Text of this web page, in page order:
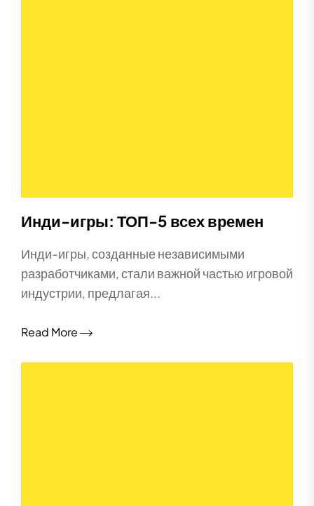
Инди-игры: ТОП-5 всех времен
Инди-игры, созданные независимыми
разработчиками, стали важной частью игровой
индустрии, предлагая...
Read More